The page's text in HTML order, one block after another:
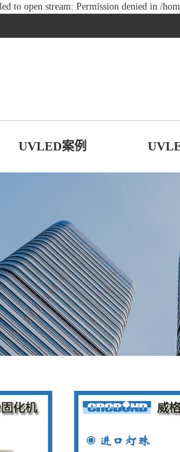
to open stream: Permission denied in /
UVLED案例